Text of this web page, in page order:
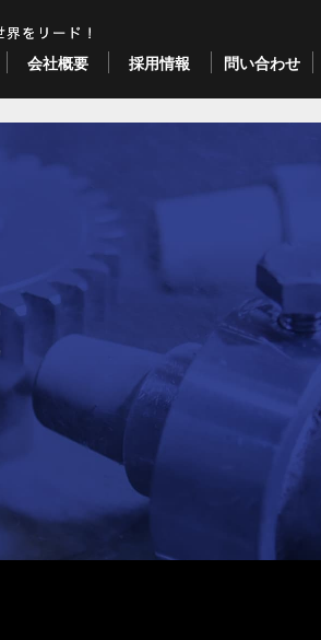
会社概要 採用情報 問い合わせ